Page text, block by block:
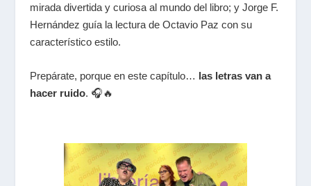
mirada divertida y curiosa al mundo del libro; y Jorge F.
Hernández guía la lectura de Octavio Paz con su
característico estilo.
Prepárate, porque en este capítulo… las letras van a
hacer ruido. 🎧🔥